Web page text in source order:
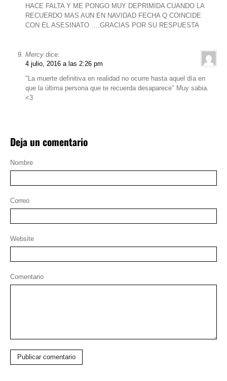
HACE FALTA Y ME PONGO MUY DEPRIMIDA CUANDO LA
RECUERDO MAS AUN EN NAVIDAD FECHA Q COINCIDE
CON EL ASESINATO ….GRACIAS POR SU RESPUESTA
Mercy dice:
4 julio, 2016 a las 2:26 pm
"La muerte definitiva en realidad no ocurre hasta aquel día en
que la última persona que te recuerda desaparece" Muy sabia.
<3
Deja un comentario
Nombre
Correo
Website
Comentario
Publicar comentario